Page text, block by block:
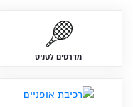
מדרסים לטניס